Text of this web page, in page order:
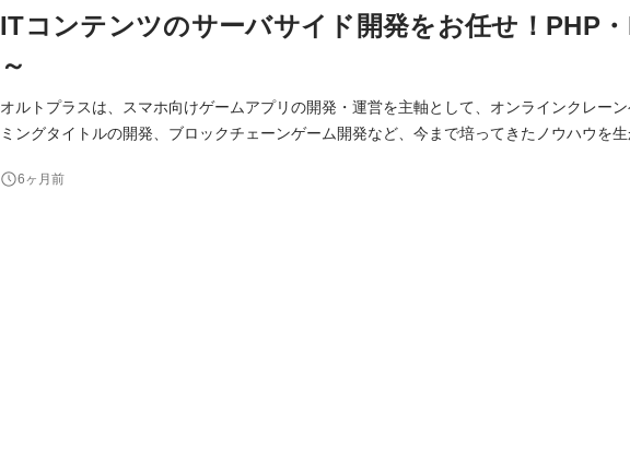
ITコンテンツのサーバサイド開発をお任せ！PHP
～
オルトプラスは、スマホ向けゲームアプリの開発・運営を主軸として、オンラインクレー
ミングタイトルの開発、ブロックチェーンゲーム開発など、今まで培ってきたノウハウを
(IT系コンテンツ)」を募集します！ ＜主な仕事内容＞ BtoC、BtoBサービスのサーバサイド開発及び運用管理を
6ヶ月前